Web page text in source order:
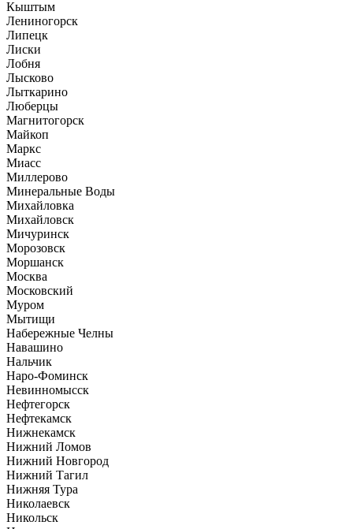
Кыштым
Лениногорск
Липецк
Лиски
Лобня
Лысково
Лыткарино
Люберцы
Магнитогорск
Майкоп
Маркс
Миасс
Миллерово
Минеральные Воды
Михайловка
Михайловск
Мичуринск
Морозовск
Моршанск
Москва
Московский
Муром
Мытищи
Набережные Челны
Навашино
Нальчик
Наро-Фоминск
Невинномысск
Нефтегорск
Нефтекамск
Нижнекамск
Нижний Ломов
Нижний Новгород
Нижний Тагил
Нижняя Тура
Николаевск
Никольск